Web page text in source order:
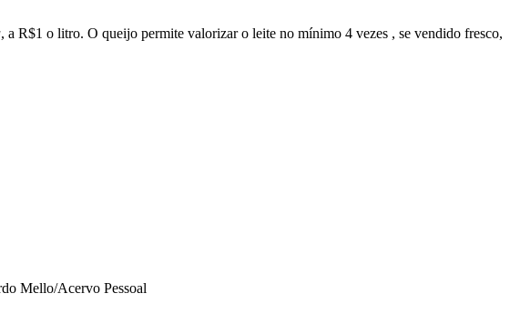
, a R$1 o litro. O queijo permite valorizar o leite no mínimo 4 vezes , se vendido fresco,
Mello/Acervo Pessoal